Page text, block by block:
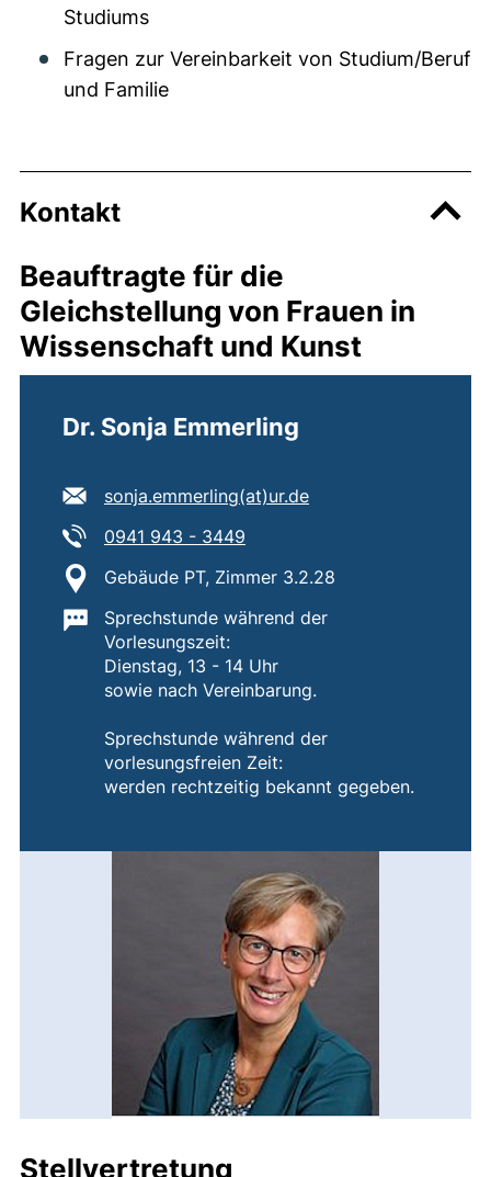
Studiums
Fragen zur Vereinbarkeit von Studium/Beruf
und Familie
Kontakt
Beauftragte für die
Gleichstellung von Frauen in
Wissenschaft und Kunst
Dr. Sonja Emmerling
E-Mail Adresse:
sonja.emmerling​(at)​ur.de(öffnet Ihr E-Mail-
Tel:
0941 943 - 3449
Standort:
Gebäude PT, Zimmer 3.2.28
Wichtige Informationen:
Sprechstunde während der
Vorlesungszeit:
Dienstag, 13 - 14 Uhr
sowie nach Vereinbarung.
Sprechstunde während der
vorlesungsfreien Zeit:
werden rechtzeitig bekannt gegeben.
Stellvertretung